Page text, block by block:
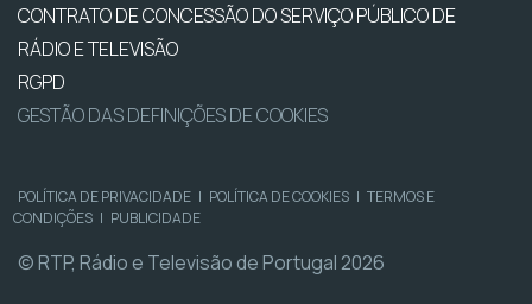
CONTRATO DE CONCESSÃO DO SERVIÇO PÚBLICO DE
RÁDIO E TELEVISÃO
RGPD
GESTÃO DAS DEFINIÇÕES DE COOKIES
POLÍTICA DE PRIVACIDADE | POLÍTICA DE COOKIES | TERMOS E
CONDIÇÕES | PUBLICIDADE
© RTP, Rádio e Televisão de Portugal 2026